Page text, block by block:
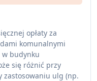
opłaty za
komunalnymi
w budynku
się różnić przy
zastosowaniu ulg (np.